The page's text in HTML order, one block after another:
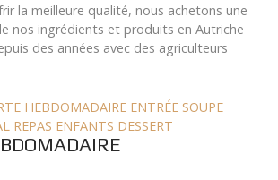
la meilleure qualité, nous achetons une
nos ingrédients et produits en Autriche
des années avec des agriculteurs
HEBDOMADAIRE ENTRÉE SOUPE
REPAS ENFANTS DESSERT